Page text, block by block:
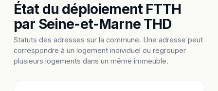
État du déploiement FTTH
par Seine-et-Marne THD
Statuts des adresses sur la commune. Une adresse peut
correspondre à un logement individuel ou regrouper
plusieurs logements dans un même immeuble.